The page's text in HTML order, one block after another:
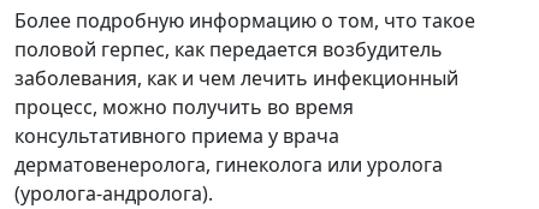
Более подробную информацию о том, что такое
половой герпес, как передается возбудитель
заболевания, как и чем лечить инфекционный
процесс, можно получить во время
консультативного приема у врача
дерматовенеролога, гинеколога или уролога
(уролога-андролога).